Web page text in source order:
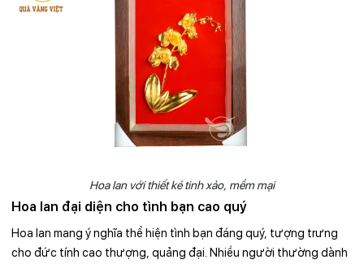
Hoa lan với thiết ké tinh xảo, mềm mại
Hoa lan đại diện cho tình bạn cao quý
Hoa lan mang ý nghĩa thể hiện tình bạn đáng quý, tượng trưng
cho đức tính cao thượng, quảng đại. Nhiều người thường dành